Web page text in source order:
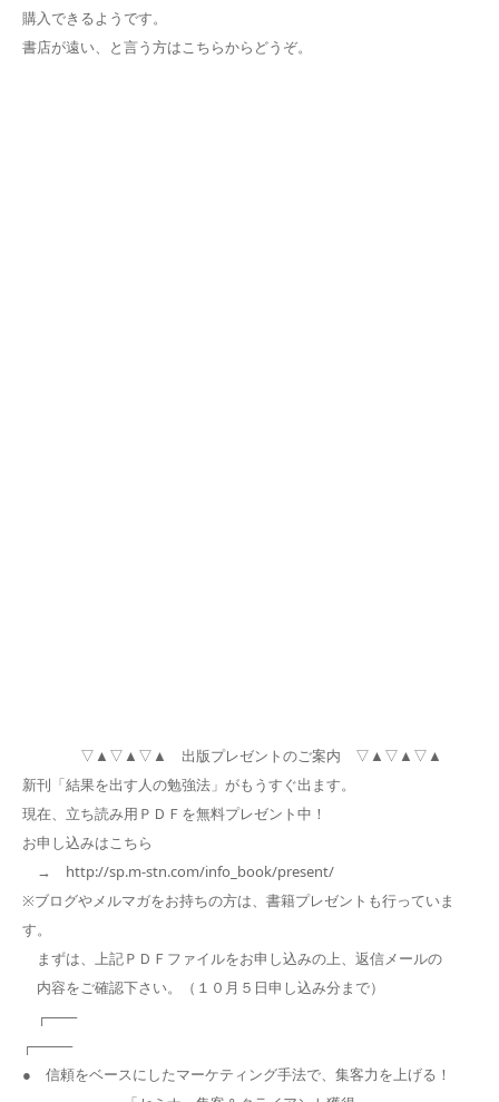
購入できるようです。
書店が遠い、と言う方はこちらからどうぞ。
▽▲▽▲▽▲ 出版プレゼントのご案内 ▽▲▽▲▽▲
新刊「結果を出す人の勉強法」がもうすぐ出ます。
現在、立ち読み用ＰＤＦを無料プレゼント中！
お申し込みはこちら
→ http://sp.m-stn.com/info_book/present/
※ブログやメルマガをお持ちの方は、書籍プレゼントも行っていま
す。
まずは、上記ＰＤＦファイルをお申し込みの上、返信メールの
内容をご確認下さい。（１０月５日申し込み分まで）
┌───
┌────
● 信頼をベースにしたマーケティング手法で、集客力を上げる！